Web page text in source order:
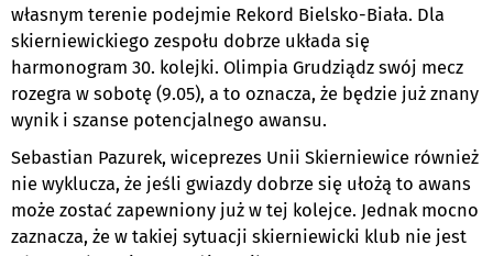
własnym terenie podejmie Rekord Bielsko-Biała. Dla
skierniewickiego zespołu dobrze układa się
harmonogram 30. kolejki. Olimpia Grudziądz swój mecz
rozegra w sobotę (9.05), a to oznacza, że będzie już znany
wynik i szanse potencjalnego awansu.
Sebastian Pazurek, wiceprezes Unii Skierniewice również
nie wyklucza, że jeśli gwiazdy dobrze się ułożą to awans
może zostać zapewniony już w tej kolejce. Jednak mocno
zaznacza, że w takiej sytuacji skierniewicki klub nie jest